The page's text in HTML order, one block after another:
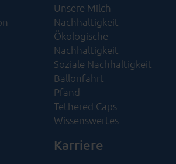
Unsere Milch
Nachhaltigkeit
Ökologische
Nachhaltigkeit​
Soziale Nachhaltigkeit​
Ballonfahrt
Pfand
Tethered Caps
Wissenswertes
Karriere